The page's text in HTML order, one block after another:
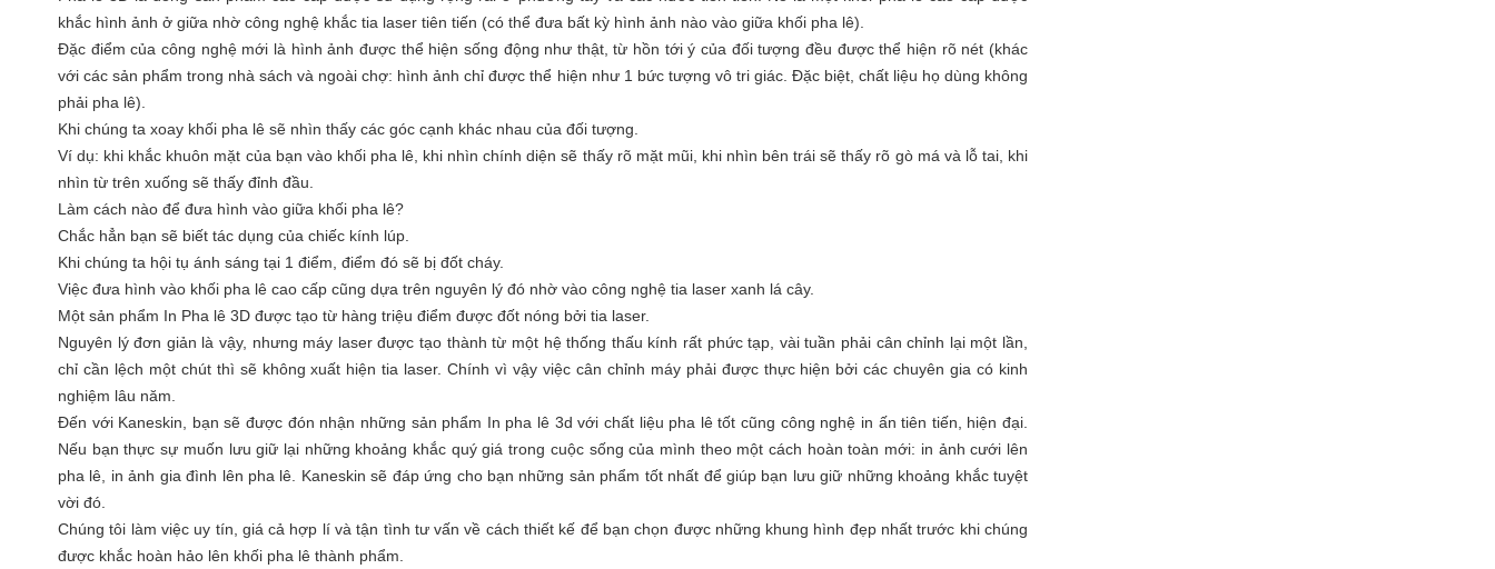
khắc hình ảnh ở giữa nhờ công nghệ khắc tia laser tiên tiến (có thể đưa bất kỳ hình ảnh nào vào giữa khối pha lê).
Đặc điểm của công nghệ mới là hình ảnh được thể hiện sống động như thật, từ hồn tới ý của đối tượng đều được thể hiện rõ nét (khác
với các sản phẩm trong nhà sách và ngoài chợ: hình ảnh chỉ được thể hiện như 1 bức tượng vô tri giác. Đặc biệt, chất liệu họ dùng không
phải pha lê).
Khi chúng ta xoay khối pha lê sẽ nhìn thấy các góc cạnh khác nhau của đối tượng.
Ví dụ: khi khắc khuôn mặt của bạn vào khối pha lê, khi nhìn chính diện sẽ thấy rõ mặt mũi, khi nhìn bên trái sẽ thấy rõ gò má và lỗ tai, khi
nhìn từ trên xuống sẽ thấy đỉnh đầu.
Làm cách nào để đưa hình vào giữa khối pha lê?
Chắc hẳn bạn sẽ biết tác dụng của chiếc kính lúp.
Khi chúng ta hội tụ ánh sáng tại 1 điểm, điểm đó sẽ bị đốt cháy.
Việc đưa hình vào khối pha lê cao cấp cũng dựa trên nguyên lý đó nhờ vào công nghệ tia laser xanh lá cây.
Một sản phẩm In Pha lê 3D được tạo từ hàng triệu điểm được đốt nóng bởi tia laser.
Nguyên lý đơn giản là vậy, nhưng máy laser được tạo thành từ một hệ thống thấu kính rất phức tạp, vài tuần phải cân chỉnh lại một lần,
chỉ cần lệch một chút thì sẽ không xuất hiện tia laser. Chính vì vậy việc cân chỉnh máy phải được thực hiện bởi các chuyên gia có kinh
nghiệm lâu năm.
Đến với Kaneskin, bạn sẽ được đón nhận những sản phẩm In pha lê 3d với chất liệu pha lê tốt cũng công nghệ in ấn tiên tiến, hiện đại.
Nếu bạn thực sự muốn lưu giữ lại những khoảng khắc quý giá trong cuộc sống của mình theo một cách hoàn toàn mới: in ảnh cưới lên
pha lê, in ảnh gia đình lên pha lê. Kaneskin sẽ đáp ứng cho bạn những sản phẩm tốt nhất để giúp bạn lưu giữ những khoảng khắc tuyệt
vời đó.
Chúng tôi làm việc uy tín, giá cả hợp lí và tận tình tư vấn về cách thiết kế để bạn chọn được những khung hình đẹp nhất trước khi chúng
được khắc hoàn hảo lên khối pha lê thành phẩm.